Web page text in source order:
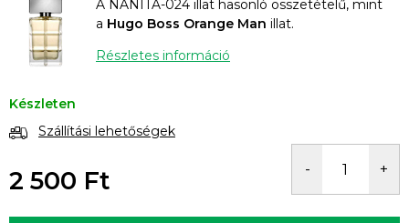
A NANITA-024 illat hasonló összetételű, mint
a Hugo Boss Orange Man illat.
Részletes információ
Készleten
Szállítási lehetőségek
2 500 Ft